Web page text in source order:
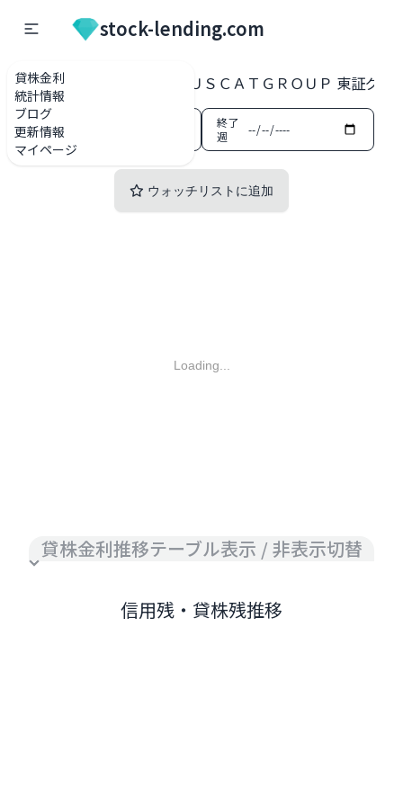
貸株金利
統計情報
ブログ
更新情報
マイページ
stock-lending.com
貸株金利一覧 195A ＭＵＳＣＡＴＧＲＯＵＰ 東証グロ
開始
週
終了
週
ウォッチリストに追加
Loading...
貸株金利推移テーブル表示 / 非表示切替
信用残・貸株残推移